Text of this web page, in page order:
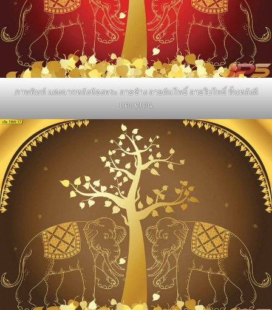
ภาพพิมพ์ แต่งฉากหลังห้องพระ ลายช้าง ลายต้นโพธิ์ ลายใบโพธิ์ พื้นหลังสี
แดง ดูเด่น